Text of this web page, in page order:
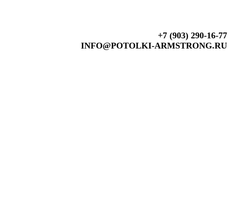
+7 (903) 290-16-77
INFO@POTOLKI-ARMSTRONG.RU